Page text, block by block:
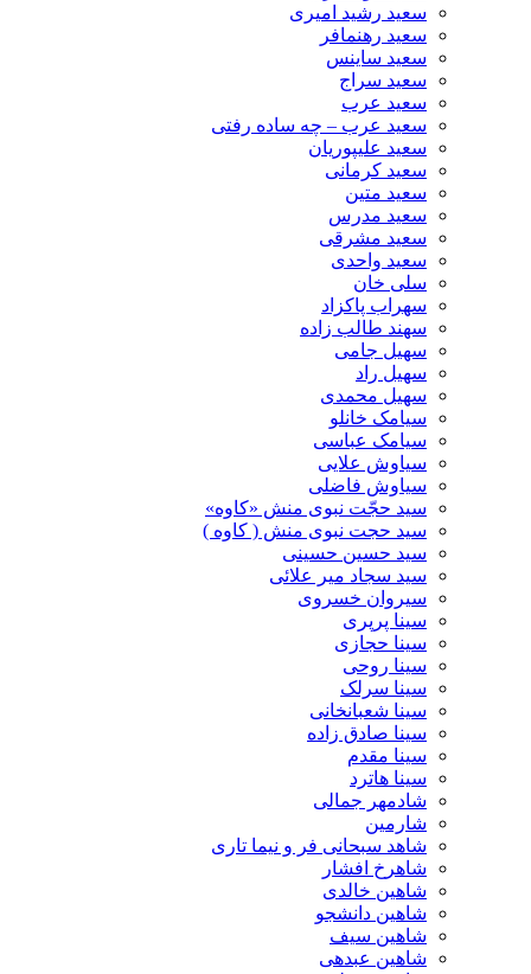
سعید رشید امیری
سعید رهنمافر
سعید ساینس
سعید سراج
سعید عرب
سعید عرب – چه ساده رفتی
سعید علیپوریان
سعید کرمانی
سعید متین
سعید مدرس
سعید مشرقی
سعید واحدی
سلی خان
سهراب پاکزاد
سهند طالب زاده
سهیل جامی
سهیل راد
سهیل محمدی
سیامک خانلو
سیامک عباسی
سیاوش علایی
سیاوش فاضلی
سید حجّت نبوی منش «کاوه»
سید حجت نبوی منش ( کاوه )
سید حسین حسینى
سید سجاد میر علائی
سیروان خسروی
سینا پرپری
سینا حجازی
سینا روحی
سینا سرلک
سینا شعبانخانی
سینا صادق زاده
سینا مقدم
سینا هاترد
شادمهر جمالی
شارمین
شاهد سبحانی فر و نیما تاری
شاهرخ افشار
شاهین خالدی
شاهین دانشجو
شاهین سیف
شاهین عبدهی